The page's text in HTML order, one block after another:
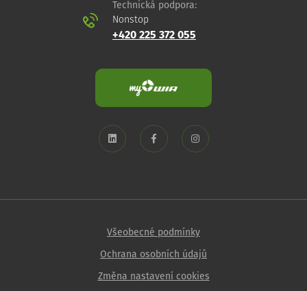
Technická podpora:
Nonstop
+420 225 372 055
Všeobecné podmínky
Ochrana osobních údajů
Změna nastavení cookies